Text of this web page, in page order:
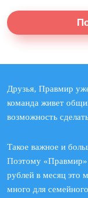
Друзья, Правмир
команда живет
возможность
Такое важное и
Поэтому «Правмир»
рублей в месяц это
много для